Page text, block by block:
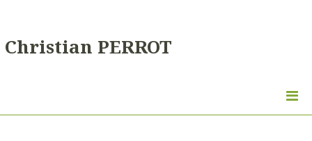
Christian PERROT